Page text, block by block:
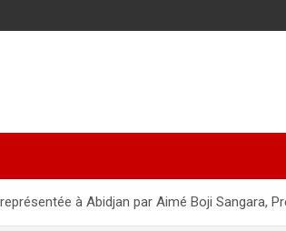
à Abidjan par Aimé Boji Sangara,